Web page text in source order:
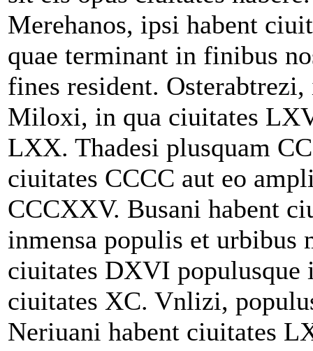
Merehanos, ipsi habent
quae terminant in finibus
fines resident.
Miloxi, in qua ciuitates
LXX. Thadesi plusquam
ciuitates CCCC aut eo
CCCXXV. Busani habent
inmensa populis et
ciuitates DXVI populusque
ciuitates XC. Vnlizi,
Neriuani habent ciuitates